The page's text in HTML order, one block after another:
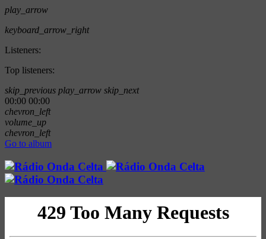
play_arrow
keyboard_arrow_right
Listeners:
Top listeners:
skip_previous play_arrow skip_next
00:00 00:00
chevron_left
volume_up
chevron_left
Go to album